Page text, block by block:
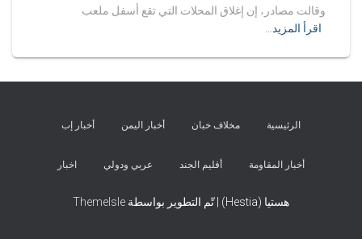
وقالت مصادر، إن إغلاق المحلات التي تقع أسفل ملعب
اقرأ المزيد…
الرئيسية مخلاف خبان أخبار اليمن أخبار إب
أخبار المقاومة أقليم الجند عربي ودولي اخبار
هستيا (Hestia) | تّم التطوير بواسطة ThemeIsle